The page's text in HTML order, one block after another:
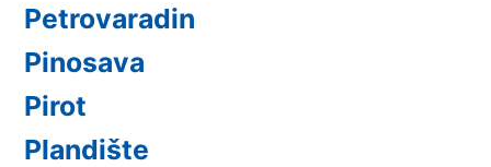
Petrovaradin
Pinosava
Pirot
Plandište